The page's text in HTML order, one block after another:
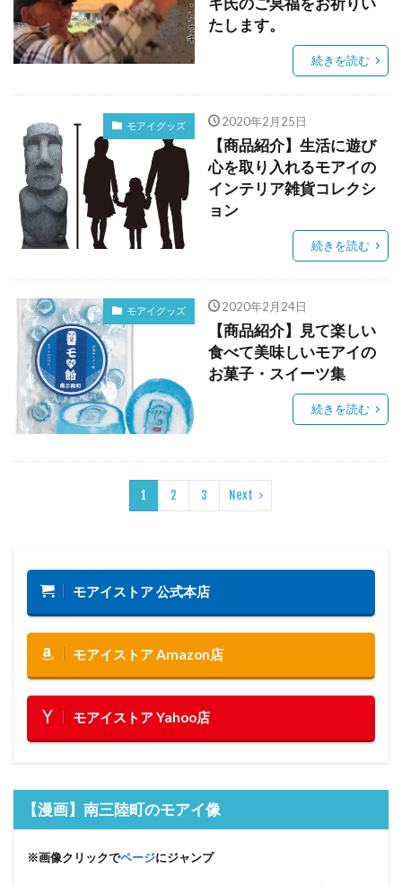
たします。
続きを読む
モアイグッズ 2020年2月25日
【商品紹介】生活に遊び
心を取り入れるモアイの
インテリア雑貨コレクシ
ョン
続きを読む
モアイグッズ 2020年2月24日
【商品紹介】見て楽しい
食べて美味しいモアイの
お菓子・スイーツ集
続きを読む
1 2 3 Next
モアイストア 公式本店
モアイストア Amazon店
モアイストア Yahoo店
【漫画】南三陸町のモアイ像
※画像クリックでページにジャンプ